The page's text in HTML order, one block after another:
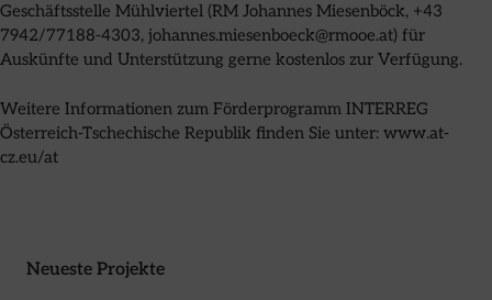
Geschäftsstelle Mühlviertel (RM Johannes Miesenböck, +43
7942/77188-4303, johannes.miesenboeck@rmooe.at) für
Auskünfte und Unterstützung gerne kostenlos zur Verfügung.
Weitere Informationen zum Förderprogramm INTERREG
Österreich-Tschechische Republik finden Sie unter: www.at-
cz.eu/at
Neueste Projekte